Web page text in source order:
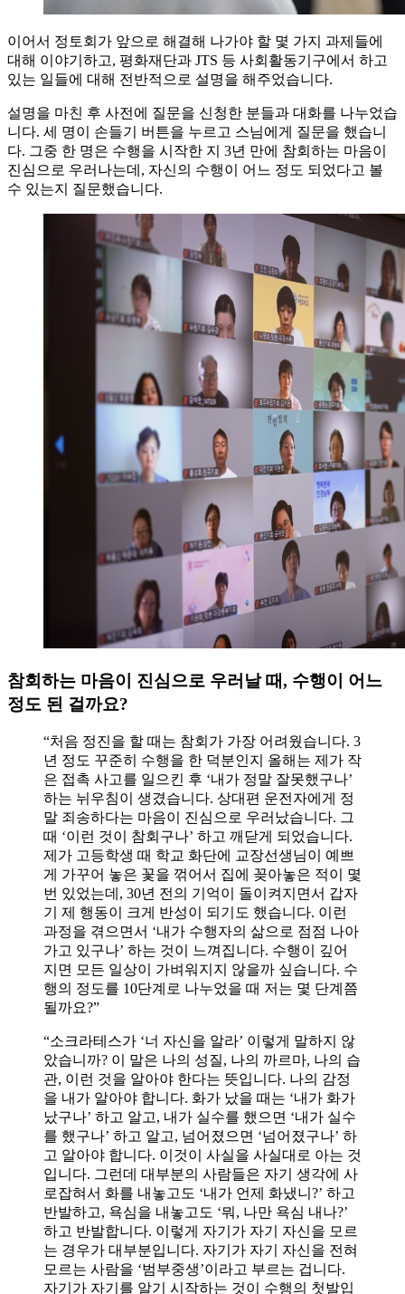
이어서 정토회가 앞으로 해결해 나가야 할 몇 가지 과제들에
대해 이야기하고, 평화재단과 JTS 등 사회활동기구에서 하고
있는 일들에 대해 전반적으로 설명을 해주었습니다.
설명을 마친 후 사전에 질문을 신청한 분들과 대화를 나누었습
니다. 세 명이 손들기 버튼을 누르고 스님에게 질문을 했습니
다. 그중 한 명은 수행을 시작한 지 3년 만에 참회하는 마음이
진심으로 우러나는데, 자신의 수행이 어느 정도 되었다고 볼
수 있는지 질문했습니다.
참회하는 마음이 진심으로 우러날 때, 수행이 어느
정도 된 걸까요?
“처음 정진을 할 때는 참회가 가장 어려웠습니다. 3
년 정도 꾸준히 수행을 한 덕분인지 올해는 제가 작
은 접촉 사고를 일으킨 후 ‘내가 정말 잘못했구나’
하는 뉘우침이 생겼습니다. 상대편 운전자에게 정
말 죄송하다는 마음이 진심으로 우러났습니다. 그
때 ‘이런 것이 참회구나’ 하고 깨닫게 되었습니다.
제가 고등학생 때 학교 화단에 교장선생님이 예쁘
게 가꾸어 놓은 꽃을 꺾어서 집에 꽂아놓은 적이 몇
번 있었는데, 30년 전의 기억이 돌이켜지면서 갑자
기 제 행동이 크게 반성이 되기도 했습니다. 이런
과정을 겪으면서 ‘내가 수행자의 삶으로 점점 나아
가고 있구나’ 하는 것이 느껴집니다. 수행이 깊어
지면 모든 일상이 가벼워지지 않을까 싶습니다. 수
행의 정도를 10단계로 나누었을 때 저는 몇 단계쯤
될까요?”
“소크라테스가 ‘너 자신을 알라’ 이렇게 말하지 않
았습니까? 이 말은 나의 성질, 나의 까르마, 나의 습
관, 이런 것을 알아야 한다는 뜻입니다. 나의 감정
을 내가 알아야 합니다. 화가 났을 때는 ‘내가 화가
났구나’ 하고 알고, 내가 실수를 했으면 ‘내가 실수
를 했구나’ 하고 알고, 넘어졌으면 ‘넘어졌구나’ 하
고 알아야 합니다. 이것이 사실을 사실대로 아는 것
입니다. 그런데 대부분의 사람들은 자기 생각에 사
로잡혀서 화를 내놓고도 ‘내가 언제 화냈니?’ 하고
반발하고, 욕심을 내놓고도 ‘뭐, 나만 욕심 내나?’
하고 반발합니다. 이렇게 자기가 자기 자신을 모르
는 경우가 대부분입니다. 자기가 자기 자신을 전혀
모르는 사람을 ‘범부중생’이라고 부르는 겁니다.
자기가 자기를 알기 시작하는 것이 수행의 첫발입